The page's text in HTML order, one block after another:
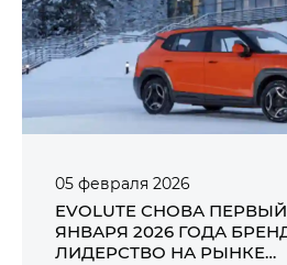
05 февраля 2026
EVOLUTE СНОВА
ЯНВАРЯ 2026 ГОДА
ЛИДЕРСТВО НА РЫНКЕ